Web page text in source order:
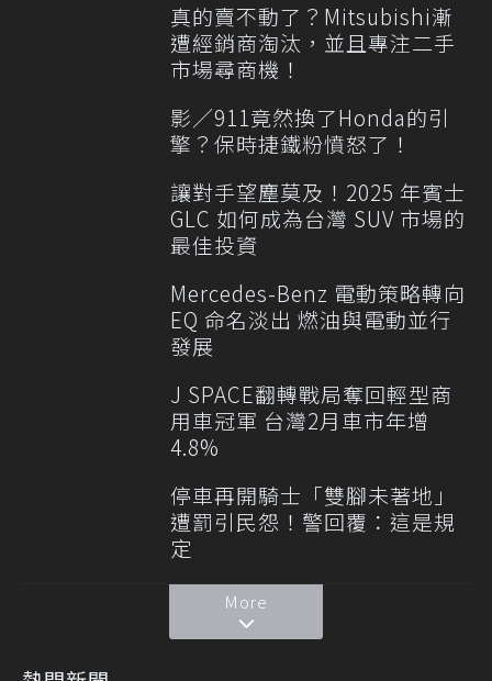
真的賣不動了？Mitsubishi漸
遭經銷商淘汰，並且專注二手
市場尋商機！
影／911竟然換了Honda的引
擎？保時捷鐵粉憤怒了！
讓對手望塵莫及！2025 年賓士
GLC 如何成為台灣 SUV 市場的
最佳投資
Mercedes-Benz 電動策略轉向
EQ 命名淡出 燃油與電動並行
發展
J SPACE翻轉戰局奪回輕型商
用車冠軍 台灣2月車市年增
4.8%
停車再開騎士「雙腳未著地」
遭罰引民怨！警回覆：這是規
定
More